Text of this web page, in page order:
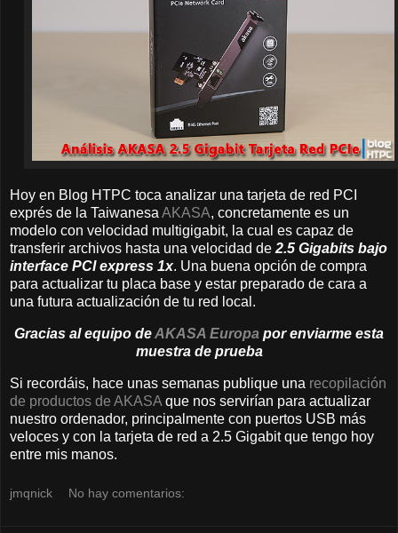
Hoy en Blog HTPC toca analizar una tarjeta de red PCI
exprés de la Taiwanesa AKASA, concretamente es un
modelo con velocidad multigigabit, la cual es capaz de
transferir archivos hasta una velocidad de 2.5 Gigabits bajo
interface PCI express 1x. Una buena opción de compra
para actualizar tu placa base y estar preparado de cara a
una futura actualización de tu red local.
Gracias al equipo deAKASA Europa por enviarme esta
muestra de prueba
Si recordáis, hace unas semanas publique una recopilación
de productos de AKASA que nos servirían para actualizar
nuestro ordenador, principalmente con puertos USB más
veloces y con la tarjeta de red a 2.5 Gigabit que tengo hoy
entre mis manos.
jmqnick No hay comentarios: